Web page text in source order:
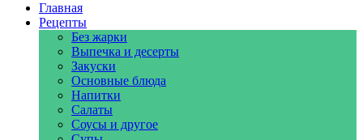
Главная
Рецепты
Без жарки
Выпечка и десерты
Закуски
Основные блюда
Напитки
Салаты
Соусы и другое